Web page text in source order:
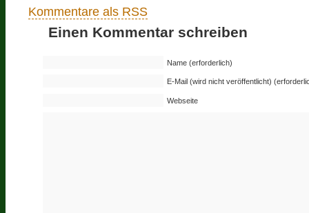
Kommentare als RSS
Einen Kommentar schreiben
Name (erforderlich)
E-Mail (wird nicht veröffentlicht)
Webseite